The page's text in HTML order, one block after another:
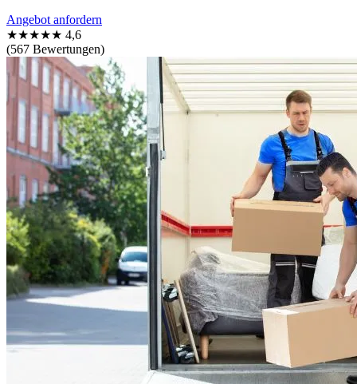
Angebot anfordern
★★★★★ 4,6
(567 Bewertungen)